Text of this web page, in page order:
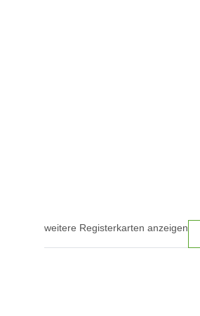
weitere Registerkarten anzeigen